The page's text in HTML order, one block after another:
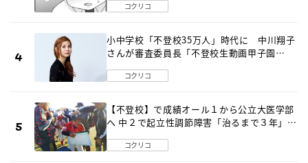
コクリコ
小中学校「不登校35万人」時代に 中川翔子
さんが審査委員長「不登校生動画甲子園
コクリコ
【不登校】で成績オール１から公立大医学部
へ 中２で起立性調節障害「治るまで３年」の
コクリコ